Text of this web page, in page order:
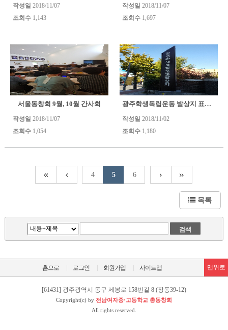
작성일 2018/11/07
조회수1,143
작성일 2018/11/07
조회수1,697
서울동창회 9월, 10월 간사회
작성일 2018/11/07
조회수1,054
광주학생독립운동 발상지 표지물
작성일 2018/11/02
조회수1,180
4 5 6
목록
홈으로 로그인 회원가입 사이트맵 맨위로
[61431] 광주광역시 동구 제봉로 158번길 8 (장동39-12)
Copyright(c) by 전남여자중·고등학교 총동창회
All rights reserved.